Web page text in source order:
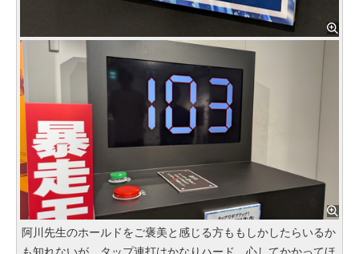
阿川先生のホールドをご褒美と感じる方ももしかしたらいるか